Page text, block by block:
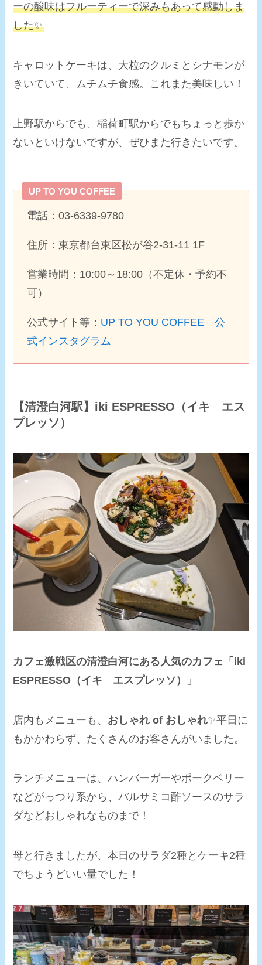
ーの酸味はフルーティーで深みもあって感動しま
した✨
キャロットケーキは、大粒のクルミとシナモンが
きいていて、ムチムチ食感。これまた美味しい！
上野駅からでも、稲荷町駅からでもちょっと歩か
ないといけないですが、ぜひまた行きたいです。
UP TO YOU COFFEE
電話：03-6339-9780
住所：東京都台東区松が谷2-31-11 1F
営業時間：10:00～18:00（不定休・予約不
可）
公式サイト等： UP TO YOU COFFEE 公
式インスタグラム
【清澄白河駅】iki ESPRESSO（イキ エス
プレッソ）
カフェ激戦区の清澄白河にある人気のカフェ「iki
ESPRESSO（イキ エスプレッソ）」
店内もメニューも、 おしゃれ of おしゃれ✨平日に
もかかわらず、たくさんのお客さんがいました。
ランチメニューは、ハンバーガーやポークベリー
などがっつり系から、バルサミコ酢ソースのサラ
ダなどおしゃれなものまで！
母と行きましたが、本日のサラダ2種とケーキ2種
でちょうどいい量でした！